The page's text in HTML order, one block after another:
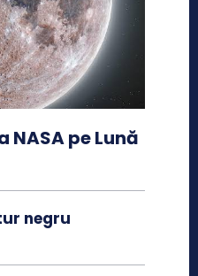
pe Lună
negru